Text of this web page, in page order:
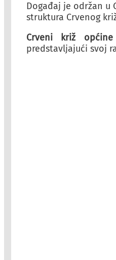
Događaj je održan u
struktura Crvenog
Crveni križ
predstavljajući svoj